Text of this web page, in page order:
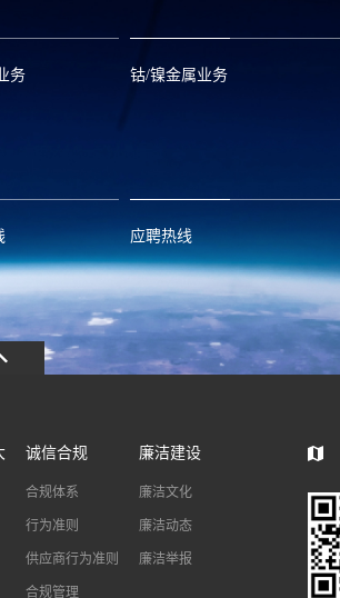
务 钴/镍金属业务
应聘热线
0086-0573-88585392
诚信合规
合规体系
行为准则
供应商行为准则
合规管理
廉洁建设
廉洁文化
廉洁动态
廉洁举报